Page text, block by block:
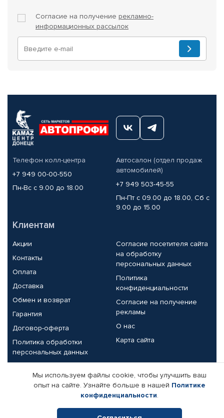
Согласие на получение рекламно-
информационных рассылок
Телефон колл-центра
+7 949 00-00-550
Пн-Вс с 9.00 до 18.00
Автосалон (отдел продаж
автомобилей)
+7 949 503-45-55
Пн-Пт с 09.00 до 18.00, Сб с
9.00 до 15.00
Клиентам
Акции
Контакты
Оплата
Доставка
Обмен и возврат
Гарантия
Договор-оферта
Политика обработки
персональных данных
Согласие посетителя сайта
на обработку
персональных данных
Политика
конфиденциальности
Согласие на получение
рекламы
О нас
Карта сайта
Партнерам
Корпоративным клиентам
Поставщикам
Реквизиты компании
Мы используем файлы cookie, чтобы улучшить ваш
опыт на сайте. Узнайте больше в нашей Политике
конфиденциальности.